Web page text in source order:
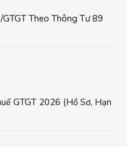
Theo Thông Tư 89
GTGT 2026 (hồ Sơ, Hạn